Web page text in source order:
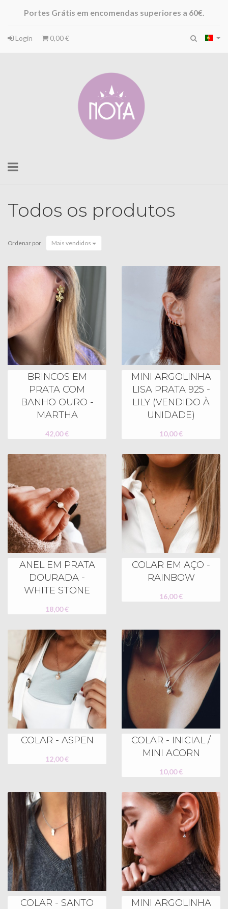
Portes Grátis em encomendas superiores a 60€.
Login 0,00 €
Toggle
Todos os produtos
Ordenar por Mais vendidos
BRINCOS EM
PRATA COM
BANHO OURO -
MARTHA
42,00 €
MINI ARGOLINHA
LISA PRATA 925 -
LILY (VENDIDO À
UNIDADE)
10,00 €
ANEL EM PRATA
DOURADA -
WHITE STONE
18,00 €
COLAR EM AÇO -
RAINBOW
16,00 €
COLAR - ASPEN
12,00 €
COLAR - INICIAL /
MINI ACORN
10,00 €
COLAR - SANTO
MINI ARGOLINHA